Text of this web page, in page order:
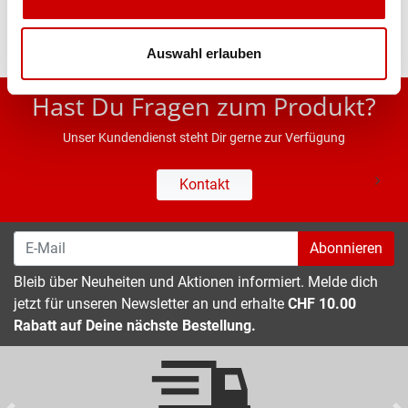
Auswahl erlauben
* UVP des Herstellers; Alle Preisangaben inkl. MwSt.
Hast Du Fragen zum Produkt?
Unser Kundendienst steht Dir gerne zur Verfügung
Kontakt
Abonnieren
Bleib über Neuheiten und Aktionen informiert. Melde dich
jetzt für unseren Newsletter an und erhalte CHF 10.00
Rabatt auf Deine nächste Bestellung.